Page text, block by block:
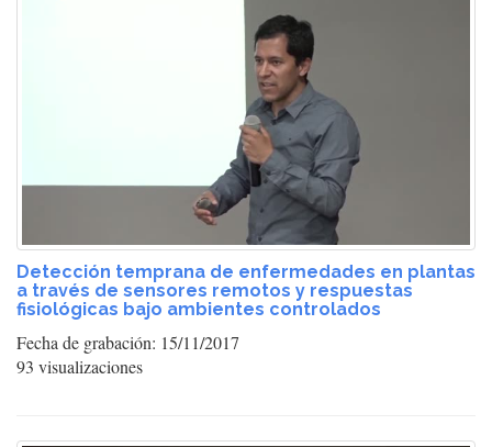
Detección temprana de enfermedades en plantas
a través de sensores remotos y respuestas
fisiológicas bajo ambientes controlados
Fecha de grabación: 15/11/2017
93 visualizaciones